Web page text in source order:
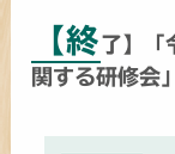
【終了】「
関する研修会